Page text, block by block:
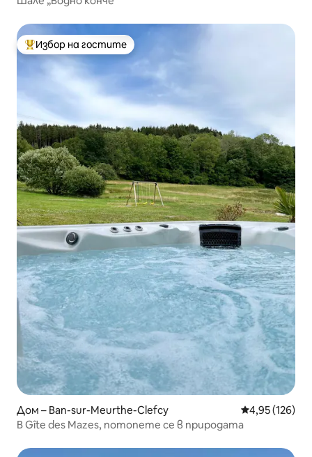
Най-популярен избор на гостите
Избор на гостите
Дом – Ban-sur-Meurthe-Clefcy Средна
4,95 (126)
В Gîte des Mazes, потопете се в природата